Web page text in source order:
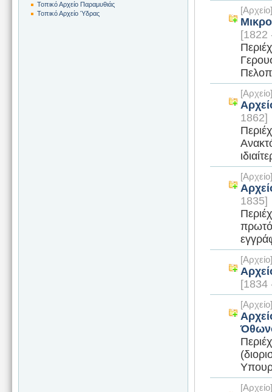
[1822
1862]
1835]
[1834
Τοπικό Αρχείο Παραμυθιάς
Τοπικό Αρχείο Ύδρας